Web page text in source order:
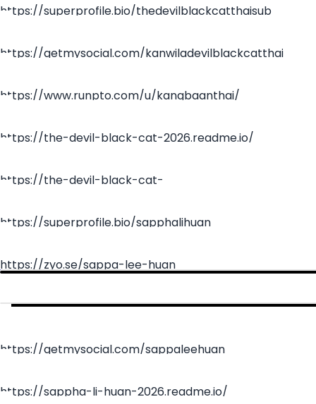
https://superprofile.bio/thedevilblackcatthaisub
https://getmysocial.com/kanwiladevilblackcatthai
https://www.runpto.com/u/kangbaanthai/
https://the-devil-black-cat-2026.readme.io/
https://the-devil-black-cat-
https://superprofile.bio/sapphalihuan
https://zyo.se/sappa-lee-huan
https://getmysocial.com/sappaleehuan
https://sappha-li-huan-2026.readme.io/